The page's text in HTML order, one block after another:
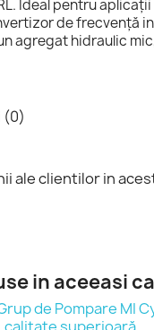
Ideal pentru aplicații
de frecvență
agregat hidraulic
(0)
ale clientilor in
in aceeasi